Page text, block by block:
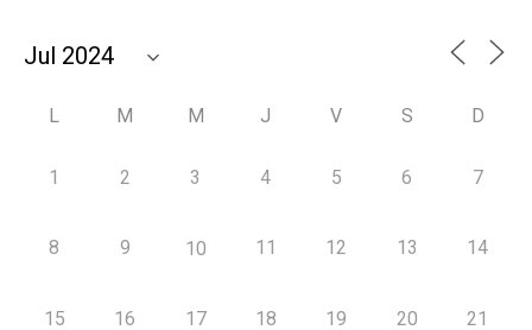
L M M J V S D
1 2 3 4 5 6 7
8 9 10 11 12 13 14
15 16 17 18 19 20 21